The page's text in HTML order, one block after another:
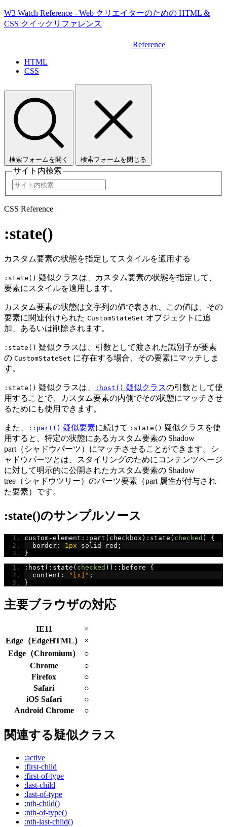
W3 Watch Reference - Web クリエイターのための HTML &
CSS クイックリファレンス
Reference
HTML
CSS
検索フォームを開く 検索フォームを閉じる
サイト内検索
CSS Reference
:state()
カスタム要素の状態を指定してスタイルを適用する
:state() 疑似クラスは、カスタム要素の状態を指定して、
要素にスタイルを適用します。
カスタム要素の状態は文字列の値で表され、この値は、その
要素に関連付けられた CustomStateSet オブジェクトに追
加、あるいは削除されます。
:state() 疑似クラスは、引数として渡された識別子が要素
の CustomStateSet に存在する場合、その要素にマッチしま
す。
:state() 疑似クラスは、 :host() 疑似クラスの引数として使
用することで、カスタム要素の内側でその状態にマッチさせ
るためにも使用できます。
また、 ::part() 疑似要素に続けて :state() 疑似クラスを使
用すると、特定の状態にあるカスタム要素の Shadow
part（シャドウパーツ）にマッチさせることができます。シ
ャドウパーツとは、スタイリングのためにコンテンツページ
に対して明示的に公開されたカスタム要素の Shadow
tree（シャドウツリー）のパーツ要素（part 属性が付与され
た要素）です。
:state()のサンプルソース
custom-element :: part ( checkbox ): state ( checked )
{
  border
: 1px solid red ;
}
: host (: state ( checked )):: before {
  content
: "[x]" ;
}
主要ブラウザの対応
IE11
×
Edge（EdgeHTML）
×
Edge（Chromium）
○
Chrome
○
Firefox
○
Safari
○
iOS Safari
○
Android Chrome
○
関連する疑似クラス
:active
:first-child
:first-of-type
:last-child
:last-of-type
:nth-child()
:nth-of-type()
:nth-last-child()